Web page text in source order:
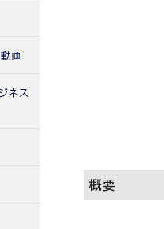
概要
画
ネス